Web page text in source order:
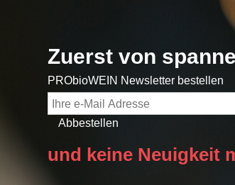
Zuerst von
PRObioWEIN Newsletter bestellen
Abbestellen
und keine Neuigkeit